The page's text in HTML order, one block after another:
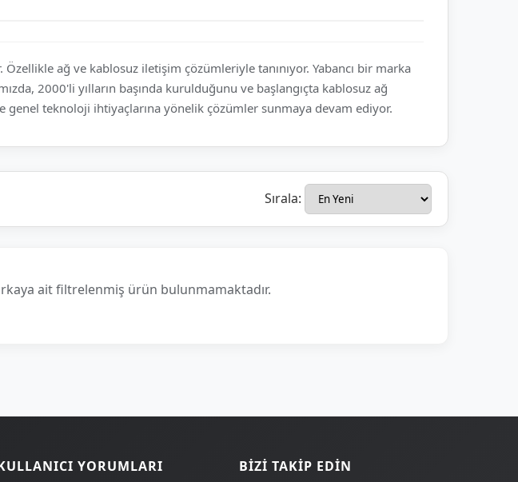
ağ ve kablosuz iletişim çözümleriyle tanınıyor. Yabancı bir marka
2000'li yılların başında kurulduğunu ve başlangıçta kablosuz ağ
teknoloji ihtiyaçlarına yönelik çözümler sunmaya devam ediyor.
Sırala:
ait filtrelenmiş ürün bulunmamaktadır.
YORUMLARI BIZI TAKIP EDIN